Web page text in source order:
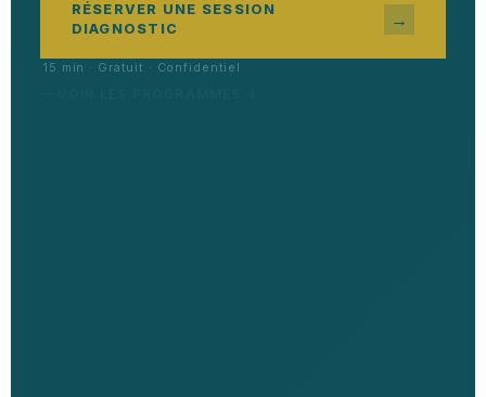
RÉSERVER UNE SESSION
DIAGNOSTIC
→
15 min · Gratuit · Confidentiel